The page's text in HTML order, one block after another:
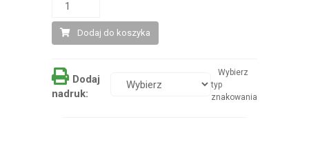
Dodaj do koszyka
Dodaj
nadruk:
Wybierz
typ
znakowania